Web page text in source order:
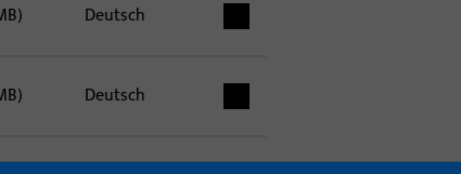
Deutsch
Deutsch